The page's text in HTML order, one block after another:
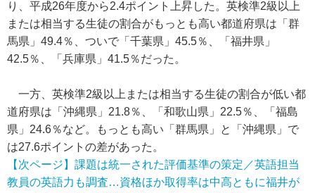
り、平成26年度から2.4ポイント上昇した。英検準2級以上
または相当する生徒の割合がもっとも高い都道府県は「群
馬県」49.4％、ついで「千葉県」45.5％、「福井県」
42.5％、「兵庫県」41.5％だった。
一方、英検準2級以上または相当する生徒の割合が低い都
道府県は「沖縄県」21.8％、「和歌山県」22.5％、「福島
県」24.6％など。もっとも高い「群馬県」と「沖縄県」で
は27.6ポイントの差があった。
【次ページ】課題は統一された評価基準の策定／英語担当
教員の英語力も調査…資格ほか取得率は中高ともに福井が